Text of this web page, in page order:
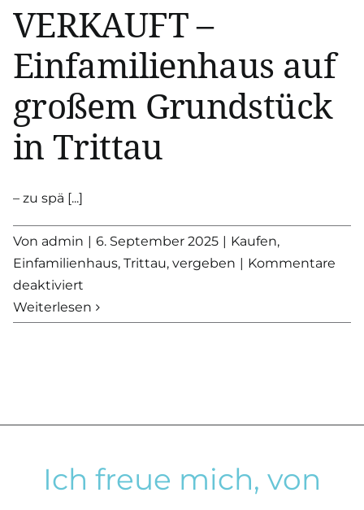
VERKAUFT –
Einfamilienhaus auf
großem Grundstück
in Trittau
– zu spä [...]
Von admin | 6. September 2025 | Kaufen,
Einfamilienhaus, Trittau, vergeben | Kommentare
deaktiviert
VERKAUFT
–
Weiterlesen
Ich freue mich, von